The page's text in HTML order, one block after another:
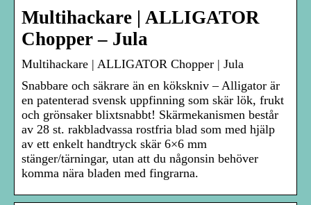
Multihackare | ALLIGATOR
Chopper – Jula
Multihackare | ALLIGATOR Chopper | Jula
Snabbare och säkrare än en kökskniv – Alligator är
en patenterad svensk uppfinning som skär lök, frukt
och grönsaker blixtsnabbt! Skärmekanismen består
av 28 st. rakbladvassa rostfria blad som med hjälp
av ett enkelt handtryck skär 6×6 mm
stänger/tärningar, utan att du någonsin behöver
komma nära bladen med fingrarna.